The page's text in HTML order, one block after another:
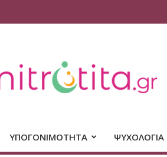
Mitrotita
ΥΠΟΓΟΝΙΜΟΤΗΤΑ ΨΥΧΟΛΟΓΙΑ